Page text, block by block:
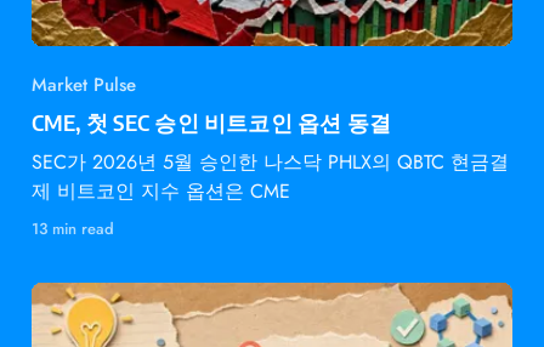
Market Pulse
CME, 첫 SEC 승인 비트코인 옵션 동결
SEC가 2026년 5월 승인한 나스닥 PHLX의 QBTC 현금결
제 비트코인 지수 옵션은 CME
13 min read